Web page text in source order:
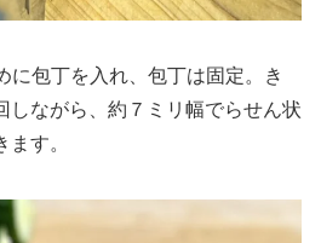
に包丁を入れ、包丁は固定。き
しながら、約７ミリ幅でらせん状
す。